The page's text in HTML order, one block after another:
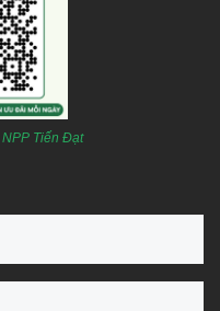
NPP Tiến Đạt